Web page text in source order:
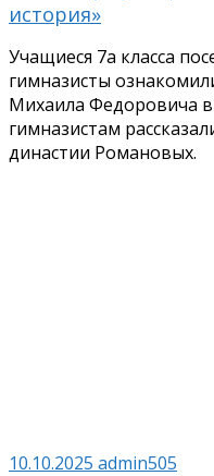
история»
Учащиеся 7а класса
гимназисты
Михаила Федоровича в
гимназистам
династии Романовых.
10.10.2025 admin505